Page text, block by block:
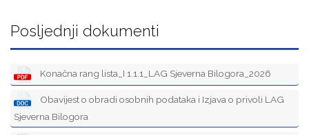
Posljednji dokumenti
Konačna rang lista_I 1.1.1_LAG Sjeverna Bilogora_2026
Obavijest o obradi osobnih podataka i Izjava o privoli LAG
Sjeverna Bilogora